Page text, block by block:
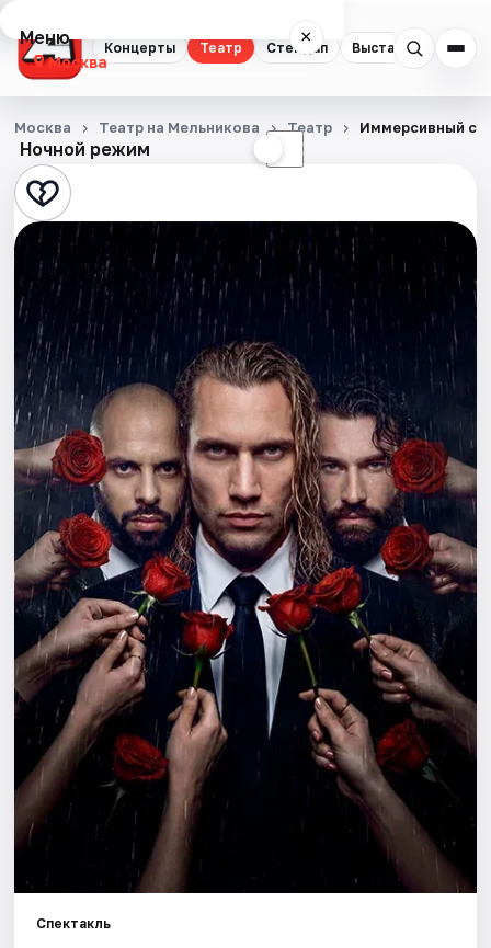
Концерты Театр Стендап Выставки
Меню ×
Москва
Концерты
Театр
Стендап
Выставки
Квесты
Экскурсии
Спорт
События
Города
Площадки
Артисты
Рейтинги
Ночной режим ☾
Москва Театр на Мельникова Театр Иммерсивный
Спектакль